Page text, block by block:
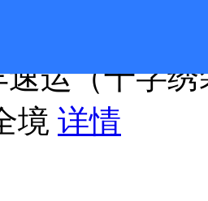
运（十字绣
境 详情